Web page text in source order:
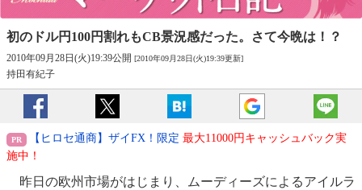
初のドル円100円割れもCB景況感だった。 さて今晩は！？
2010年09月28日(火)19:39公開 [2010年09月28日(火)19:39更新]
持田有紀子
【ヒロセ通商】ザイFX！限定 最大11000円キャッシュバック実
施中！
昨日の欧州市場がはじまり、ムーディーズによるアイルラ